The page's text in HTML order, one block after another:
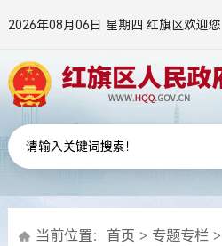
2026年08月06日 星期四 红旗区欢迎您
当前位置： 首页 > 专题专栏 >